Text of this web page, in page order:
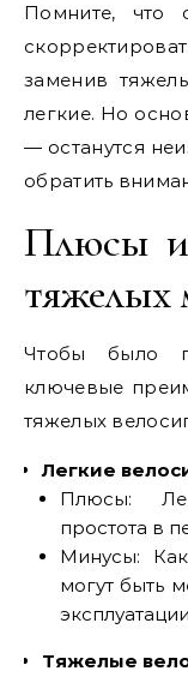
Помните, что
заменив
легкие. Но
— останутся
обратить
Плюсы
тяжелых
Чтобы было
ключевые
тяжелых
Легкие
Плюсы:
простота в
Минусы:
могут быть
Тяжелые